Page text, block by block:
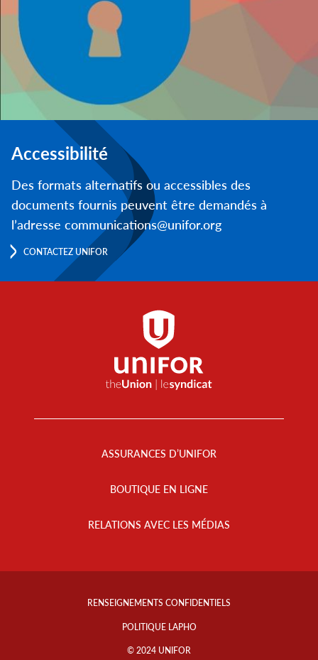
Accessibilité
Des formats alternatifs ou accessibles des
documents fournis peuvent être demandés à
l’adresse communications@unifor.org
CONTACTEZ UNIFOR
ASSURANCES D’UNIFOR
BOUTIQUE EN LIGNE
RELATIONS AVEC LES MÉDIAS
Footer
RENSEIGNEMENTS CONFIDENTIELS
POLITIQUE LAPHO
© 2024 UNIFOR